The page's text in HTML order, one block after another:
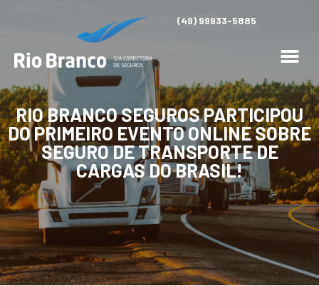
(49) 99933-5885
RIO BRANCO SEGUROS PARTICIPOU
DO PRIMEIRO EVENTO ONLINE SOBRE
SEGURO DE TRANSPORTE DE
CARGAS DO BRASIL!